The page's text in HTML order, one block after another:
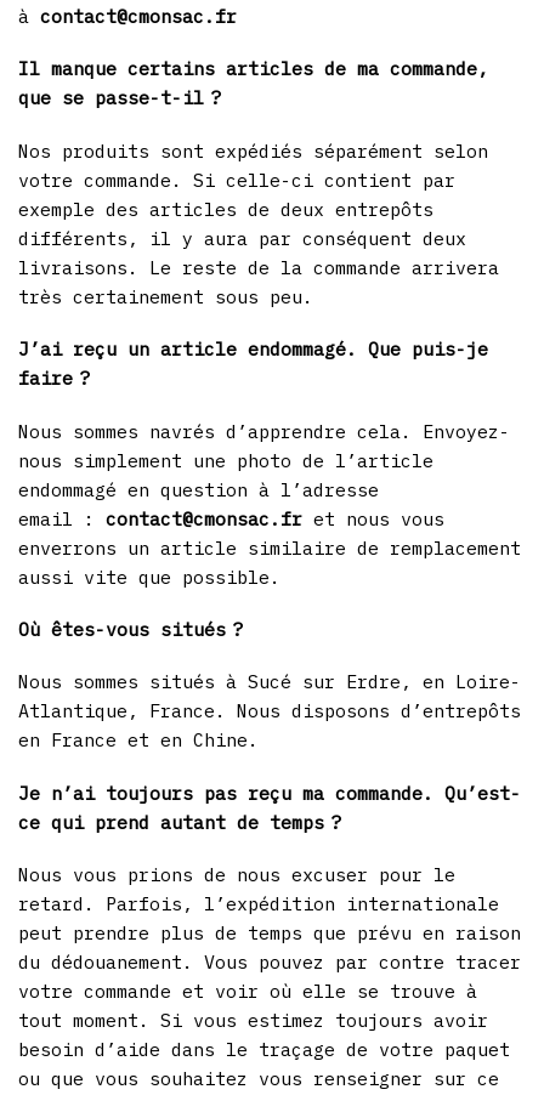
à contact@cmonsac.fr
Il manque certains articles de ma commande,
que se passe-t-il ?
Nos produits sont expédiés séparément selon
votre commande. Si celle-ci contient par
exemple des articles de deux entrepôts
différents, il y aura par conséquent deux
livraisons. Le reste de la commande arrivera
très certainement sous peu.
J’ai reçu un article endommagé. Que puis-je
faire ?
Nous sommes navrés d’apprendre cela. Envoyez-
nous simplement une photo de l’article
endommagé en question à l’adresse
email : contact@cmonsac.fr et nous vous
enverrons un article similaire de remplacement
aussi vite que possible.
Où êtes-vous situés ?
Nous sommes situés à Sucé sur Erdre, en Loire-
Atlantique, France. Nous disposons d’entrepôts
en France et en Chine.
Je n’ai toujours pas reçu ma commande. Qu’est-
ce qui prend autant de temps ?
Nous vous prions de nous excuser pour le
retard. Parfois, l’expédition internationale
peut prendre plus de temps que prévu en raison
du dédouanement. Vous pouvez par contre tracer
votre commande et voir où elle se trouve à
tout moment. Si vous estimez toujours avoir
besoin d’aide dans le traçage de votre paquet
ou que vous souhaitez vous renseigner sur ce